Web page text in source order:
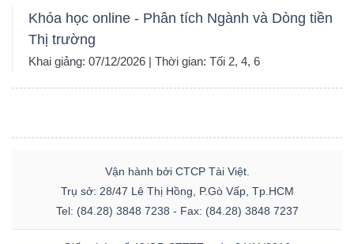
Khóa học online - Phân tích Ngành và Dòng tiền
Thị trường
Khai giảng: 07/12/2026 | Thời gian: Tối 2, 4, 6
Vận hành bởi CTCP Tài Việt.
Trụ sở: 28/47 Lê Thị Hồng, P.Gò Vấp, Tp.HCM
Tel: (84.28) 3848 7238 - Fax: (84.28) 3848 7237
(-)
Tất cả Cổ phiếu
Lãnh
(-)
Người nội bộ Người liên quan